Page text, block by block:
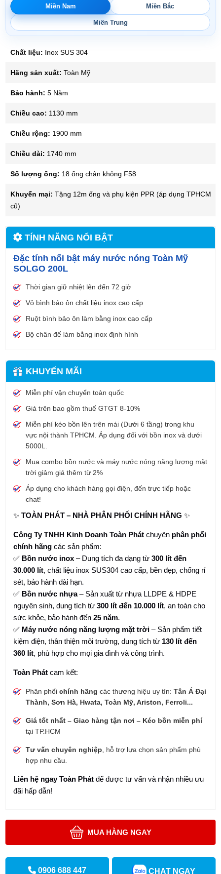
Miền Nam Miền Bắc
Miền Trung
Chất liệu: Inox SUS 304
Hãng sản xuất: Toàn Mỹ
Bảo hành: 5 Năm
Chiều cao: 1130 mm
Chiều rộng: 1900 mm
Chiều dài: 1740 mm
Số lượng ống: 18 ống chân không F58
Khuyến mại: Tặng 12m ống và phụ kiện PPR (áp dụng TPHCM
cũ)
TÍNH NĂNG NỔI BẬT
Đặc tính nổi bật máy nước nóng Toàn Mỹ
SOLGO 200L
Thời gian giữ nhiệt lên đến 72 giờ
Vỏ bình bảo ôn chất liệu inox cao cấp
Ruột bình bảo ôn làm bằng inox cao cấp
Bộ chân đế làm bằng inox định hình
KHUYẾN MÃI
Miễn phí vận chuyển toàn quốc
Giá trên bao gồm thuế GTGT 8-10%
Miễn phí kéo bồn lên trên mái (Dưới 6 tầng) trong khu
vực nội thành TPHCM. Áp dụng đối với bồn inox và dưới
5000L.
Mua combo bồn nước và máy nước nóng năng lượng mặt
trời giảm giá thêm từ 2%
Áp dụng cho khách hàng gọi điện, đến trực tiếp hoặc
chat!
✨TOÀN PHÁT – NHÀ PHÂN PHỐI CHÍNH HÃNG ✨
Công Ty TNHH Kinh Doanh Toàn Phát chuyên phân phối
chính hãng các sản phẩm:
✅ Bồn nước inox – Dung tích đa dạng từ300 lít đến
30.000 lít, chất liệu inox SUS304 cao cấp, bền đẹp, chống rỉ
sét, bảo hành dài hạn.
✅ Bồn nước nhựa– Sản xuất từ nhựa LLDPE & HDPE
nguyên sinh, dung tích từ300 lít đến 10.000 lít, an toàn cho
sức khỏe, bảo hành đến25 năm.
✅ Máy nước nóng năng lượng mặt trời – Sản phẩm tiết
kiệm điện, thân thiện môi trường, dung tích từ 130 lít đến
360 lít, phù hợp cho mọi gia đình và công trình.
Toàn Phát cam kết:
Phân phốichính hãng các thương hiệu uy tín:Tân Á Đại
Thành, Sơn Hà, Hwata, Toàn Mỹ, Ariston, Ferroli...
Giá tốt nhất – Giao hàng tận nơi – Kéo bồn miễn phí
tại TP.HCM
Tư vấn chuyên nghiệp , hỗ trợ lựa chọn sản phẩm phù
hợp nhu cầu.
Liên hệ ngay Toàn Phát để được tư vấn và nhận nhiều ưu
đãi hấp dẫn!
MUA HÀNG NGAY
0906 688 447 CHAT NGAY